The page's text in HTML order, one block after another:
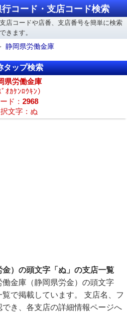
コード・支店コード検索
店コードや店番、支店番号を簡単に検索
できます。
静岡県労働金庫
タップ検索
県労働金庫
ﾞｵｶｹﾝﾛｳｷﾝ）
ド： 2968
文字：ぬ
）の頭文字「ぬ」の支店一覧
金庫（静岡県労金）の頭文字
覧で掲載しています。 支店名、フ
き、各支店の詳細情報ページへ